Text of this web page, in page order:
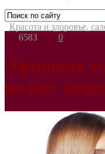
Красота и здоровье,
6583
0
Эфирные
волос: